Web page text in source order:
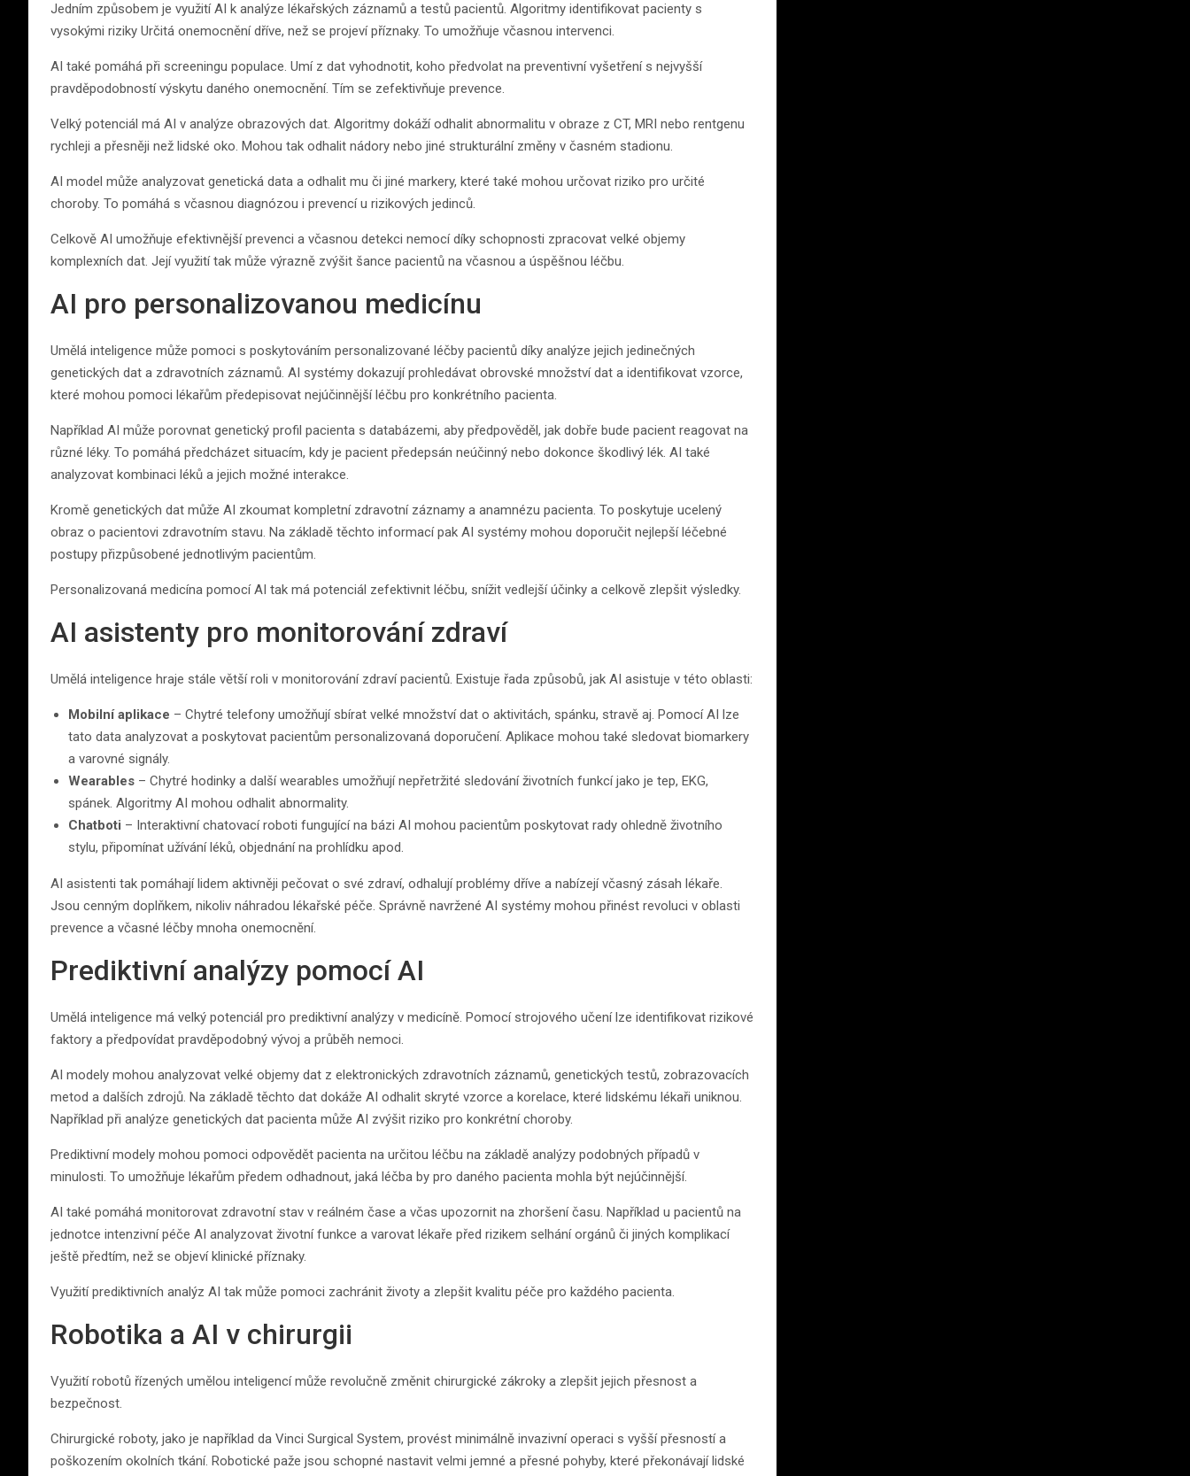
Jedním způsobem je využití AI k analýze lékařských záznamů a testů pacientů. Algoritmy identifikovat pacienty s
vysokými riziky Určitá onemocnění dříve, než se projeví příznaky. To umožňuje včasnou intervenci.
AI také pomáhá při screeningu populace. Umí z dat vyhodnotit, koho předvolat na preventivní vyšetření s nejvyšší
pravděpodobností výskytu daného onemocnění. Tím se zefektivňuje prevence.
Velký potenciál má AI v analýze obrazových dat. Algoritmy dokáží odhalit abnormalitu v obraze z CT, MRI nebo rentgenu
rychleji a přesněji než lidské oko. Mohou tak odhalit nádory nebo jiné strukturální změny v časném stadionu.
AI model může analyzovat genetická data a odhalit mu či jiné markery, které také mohou určovat riziko pro určité
choroby. To pomáhá s včasnou diagnózou i prevencí u rizikových jedinců.
Celkově AI umožňuje efektivnější prevenci a včasnou detekci nemocí díky schopnosti zpracovat velké objemy
komplexních dat. Její využití tak může výrazně zvýšit šance pacientů na včasnou a úspěšnou léčbu.
AI pro personalizovanou medicínu
Umělá inteligence může pomoci s poskytováním personalizované léčby pacientů díky analýze jejich jedinečných
genetických dat a zdravotních záznamů. AI systémy dokazují prohledávat obrovské množství dat a identifikovat vzorce,
které mohou pomoci lékařům předepisovat nejúčinnější léčbu pro konkrétního pacienta.
Například AI může porovnat genetický profil pacienta s databázemi, aby předpověděl, jak dobře bude pacient reagovat na
různé léky. To pomáhá předcházet situacím, kdy je pacient předepsán neúčinný nebo dokonce škodlivý lék. AI také
analyzovat kombinaci léků a jejich možné interakce.
Kromě genetických dat může AI zkoumat kompletní zdravotní záznamy a anamnézu pacienta. To poskytuje ucelený
obraz o pacientovi zdravotním stavu. Na základě těchto informací pak AI systémy mohou doporučit nejlepší léčebné
postupy přizpůsobené jednotlivým pacientům.
Personalizovaná medicína pomocí AI tak má potenciál zefektivnit léčbu, snížit vedlejší účinky a celkově zlepšit výsledky.
AI asistenty pro monitorování zdraví
Umělá inteligence hraje stále větší roli v monitorování zdraví pacientů. Existuje řada způsobů, jak AI asistuje v této oblasti:
Mobilní aplikace – Chytré telefony umožňují sbírat velké množství dat o aktivitách, spánku, stravě aj. Pomocí AI lze
tato data analyzovat a poskytovat pacientům personalizovaná doporučení. Aplikace mohou také sledovat biomarkery
a varovné signály.
Wearables – Chytré hodinky a další wearables umožňují nepřetržité sledování životních funkcí jako je tep, EKG,
spánek. Algoritmy AI mohou odhalit abnormality.
Chatboti – Interaktivní chatovací roboti fungující na bázi AI mohou pacientům poskytovat rady ohledně životního
stylu, připomínat užívání léků, objednání na prohlídku apod.
AI asistenti tak pomáhají lidem aktivněji pečovat o své zdraví, odhalují problémy dříve a nabízejí včasný zásah lékaře.
Jsou cenným doplňkem, nikoliv náhradou lékařské péče. Správně navržené AI systémy mohou přinést revoluci v oblasti
prevence a včasné léčby mnoha onemocnění.
Prediktivní analýzy pomocí AI
Umělá inteligence má velký potenciál pro prediktivní analýzy v medicíně. Pomocí strojového učení lze identifikovat rizikové
faktory a předpovídat pravděpodobný vývoj a průběh nemoci.
AI modely mohou analyzovat velké objemy dat z elektronických zdravotních záznamů, genetických testů, zobrazovacích
metod a dalších zdrojů. Na základě těchto dat dokáže AI odhalit skryté vzorce a korelace, které lidskému lékaři uniknou.
Například při analýze genetických dat pacienta může AI zvýšit riziko pro konkrétní choroby.
Prediktivní modely mohou pomoci odpovědět pacienta na určitou léčbu na základě analýzy podobných případů v
minulosti. To umožňuje lékařům předem odhadnout, jaká léčba by pro daného pacienta mohla být nejúčinnější.
AI také pomáhá monitorovat zdravotní stav v reálném čase a včas upozornit na zhoršení času. Například u pacientů na
jednotce intenzivní péče AI analyzovat životní funkce a varovat lékaře před rizikem selhání orgánů či jiných komplikací
ještě předtím, než se objeví klinické příznaky.
Využití prediktivních analýz AI tak může pomoci zachránit životy a zlepšit kvalitu péče pro každého pacienta.
Robotika a AI v chirurgii
Využití robotů řízených umělou inteligencí může revolučně změnit chirurgické zákroky a zlepšit jejich přesnost a
bezpečnost.
Chirurgické roboty, jako je například da Vinci Surgical System, provést minimálně invazivní operaci s vyšší přesností a
poškozením okolních tkání. Robotické paže jsou schopné nastavit velmi jemné a přesné pohyby, které překonávají lidské